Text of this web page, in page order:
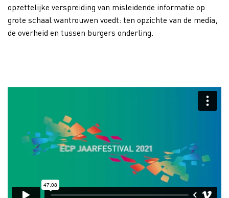
opzettelijke verspreiding van misleidende informatie op
grote schaal wantrouwen voedt: ten opzichte van de media,
de overheid en tussen burgers onderling.